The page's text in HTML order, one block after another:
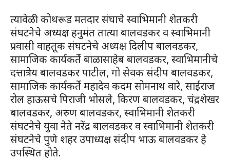
त्यावेळी कोथरूड मतदार संघाचे स्वाभिमानी शेतकरी
संघटनेचे अध्यक्ष हनुमंत तात्या बालवडकर व स्वाभिमानी
प्रवासी वाहतूक संघटनेचे अध्यक्ष दिलीप बालवडकर,
सामाजिक कार्यकर्ते बाळासाहेब बालवडकर, स्वाभिमानीचे
दत्तात्रेय बालवडकर पाटील, गो सेवक संदीप बालवडकर,
सामाजिक कार्यकर्ते महादेव कदम सोमनाथ वारे, साईराज
रोल हाऊसचे पिराजी भोसले, किरण बालवडकर, चंद्रशेखर
बालवडकर, अरुण बालवडकर, स्वाभिमानी शेतकरी
संघटनेचे युवा नेते नरेंद्र बालवडकर व स्वाभिमानी शेतकरी
संघटनेचे पुणे शहर उपाध्यक्ष संदीप भाऊ बालवडकर हे
उपस्थित होते.